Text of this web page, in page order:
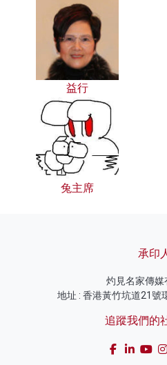
益行
兔主席
承印
灼見名家傳媒
地址 : 香港黃竹坑道21號
追蹤我們的